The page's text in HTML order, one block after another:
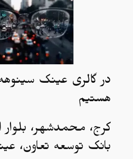
در گالری عینک
هستیم
کرج، محمدشهر،
بانک توسعه تعاون،